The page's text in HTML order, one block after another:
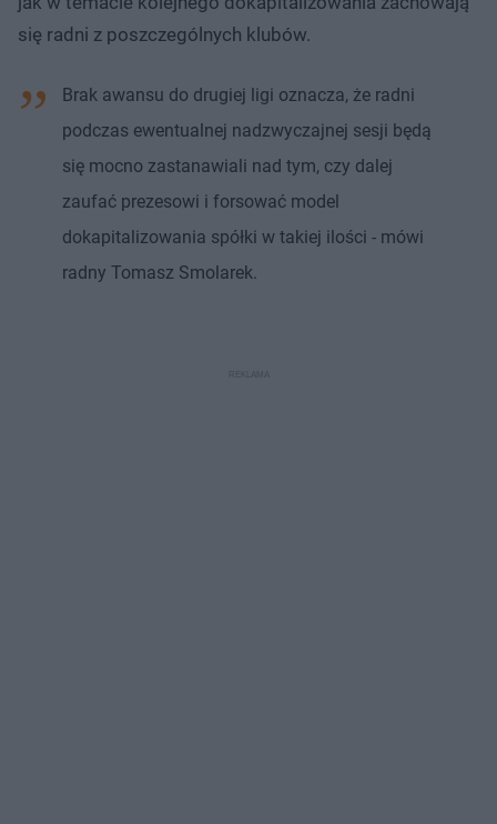
się radni z poszczególnych klubów.
Brak awansu do drugiej ligi oznacza, że radni
podczas ewentualnej nadzwyczajnej sesji będą
się mocno zastanawiali nad tym, czy dalej
zaufać prezesowi i forsować model
dokapitalizowania spółki w takiej ilości - mówi
radny Tomasz Smolarek.